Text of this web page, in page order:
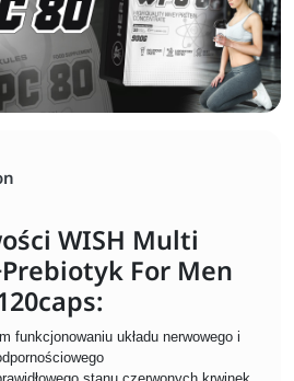
WISH Multi
For Men
funkcjonowaniu układu nerwowego i